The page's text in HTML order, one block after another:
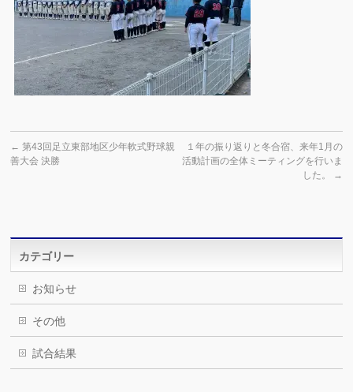
← 第43回足立東部地区少年軟式野球親
善大会 決勝
１年の振り返りと冬合宿、来年1月の
活動計画の全体ミーティングを行いま
した。
→
カテゴリー
お知らせ
その他
試合結果